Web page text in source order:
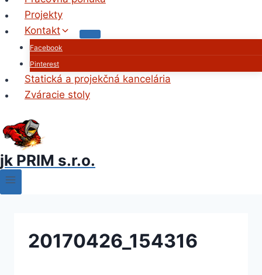
Projekty
Kontakt
Facebook
Pinterest
Statická a projekčná kancelária
Zváracie stoly
jk PRIM s.r.o.
20170426_154316